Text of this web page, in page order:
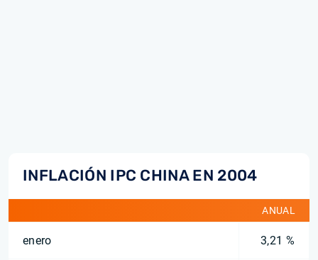
INFLACIÓN IPC CHINA EN 2004
ANUAL
enero 3,21 %